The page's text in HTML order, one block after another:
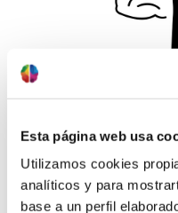
Esta página web usa
Utilizamos cookies
analíticos y para
base a un perfil
La confianza
lenguaje interior,